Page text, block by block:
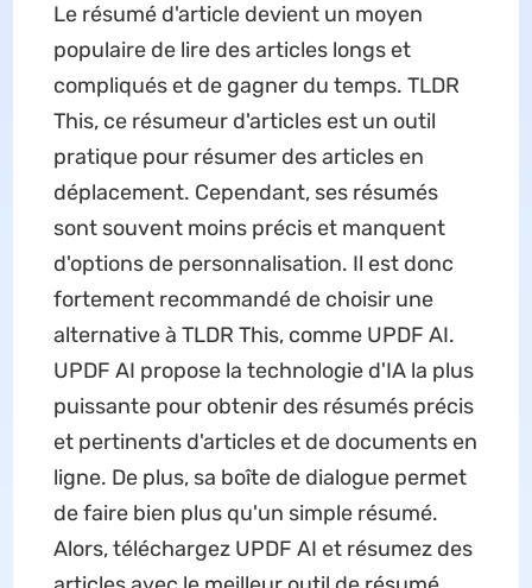
Le résumé d'article devient un moyen
populaire de lire des articles longs et
compliqués et de gagner du temps. TLDR
This, ce résumeur d'articles est un outil
pratique pour résumer des articles en
déplacement. Cependant, ses résumés
sont souvent moins précis et manquent
d'options de personnalisation. Il est donc
fortement recommandé de choisir une
alternative à TLDR This, comme UPDF AI.
UPDF AI propose la technologie d'IA la plus
puissante pour obtenir des résumés précis
et pertinents d'articles et de documents en
ligne. De plus, sa boîte de dialogue permet
de faire bien plus qu'un simple résumé.
Alors, téléchargez UPDF AI et résumez des